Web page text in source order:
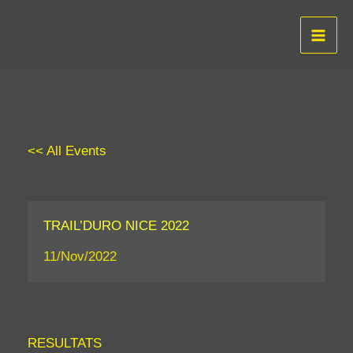
<< All Events
TRAIL’DURO NICE 2022
11/Nov/2022
RESULTATS